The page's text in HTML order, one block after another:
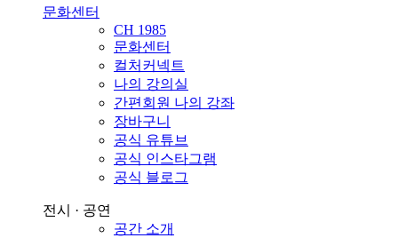
문화센터
CH 1985
문화센터
컬처커넥트
나의 강의실
간편회원 나의 강좌
장바구니
공식 유튜브
공식 인스타그램
공식 블로그
전시 · 공연
공간 소개